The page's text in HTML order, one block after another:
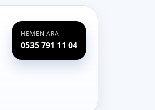
HEMEN ARA
0535 791 11 04